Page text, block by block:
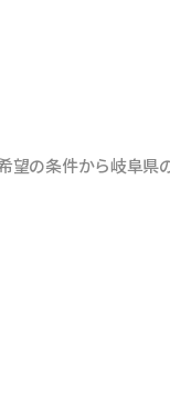
の条件から岐阜県